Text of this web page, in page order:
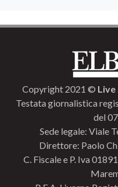
Copyright 2021 © Live
Testata giornalistica
del
Sede legale: Viale
Direttore: Paolo
C. Fiscale e P. Iva